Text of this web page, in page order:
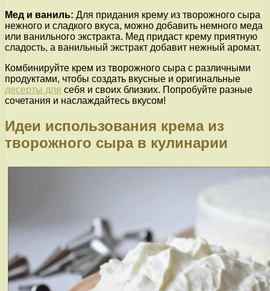
Мед и ваниль: Для придания крему из творожного сыра
нежного и сладкого вкуса, можно добавить немного меда
или ванильного экстракта. Мед придаст крему приятную
сладость, а ванильный экстракт добавит нежный аромат.
Комбинируйте крем из творожного сыра с различными
продуктами, чтобы создать вкусные и оригинальные
десерты для себя и своих близких. Попробуйте разные
сочетания и наслаждайтесь вкусом!
Идеи использования крема из
творожного сыра в кулинарии